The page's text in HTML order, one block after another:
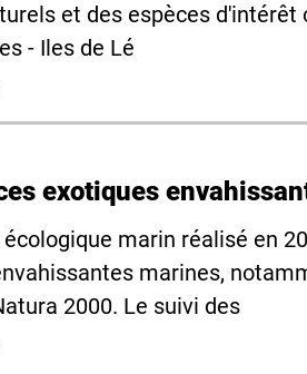
et des espèces
- Iles de Lé
exotiques
écologique marin réalisé en
marines,
2000. Le suivi des